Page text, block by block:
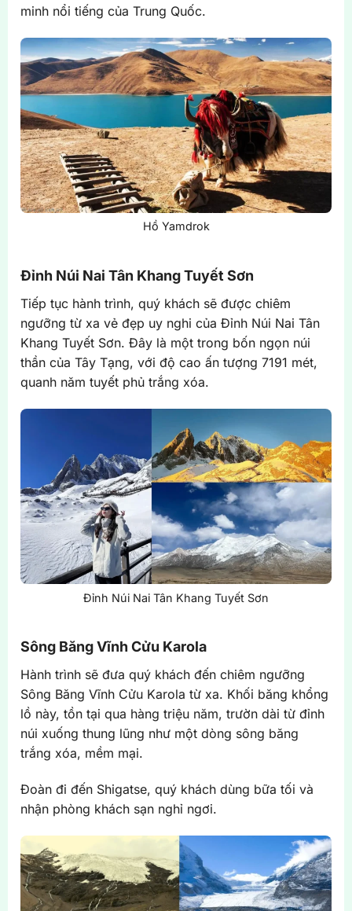
minh nổi tiếng của Trung Quốc.
Hồ Yamdrok
Đỉnh Núi Nai Tân Khang Tuyết Sơn
Tiếp tục hành trình, quý khách sẽ được chiêm
ngưỡng từ xa vẻ đẹp uy nghi của Đỉnh Núi Nai Tân
Khang Tuyết Sơn. Đây là một trong bốn ngọn núi
thần của Tây Tạng, với độ cao ấn tượng 7191 mét,
quanh năm tuyết phủ trắng xóa.
Đỉnh Núi Nai Tân Khang Tuyết Sơn
Sông Băng Vĩnh Cửu Karola
Hành trình sẽ đưa quý khách đến chiêm ngưỡng
Sông Băng Vĩnh Cửu Karola từ xa. Khối băng khổng
lồ này, tồn tại qua hàng triệu năm, trườn dài từ đỉnh
núi xuống thung lũng như một dòng sông băng
trắng xóa, mềm mại.
Đoàn đi đến Shigatse, quý khách dùng bữa tối và
nhận phòng khách sạn nghỉ ngơi.